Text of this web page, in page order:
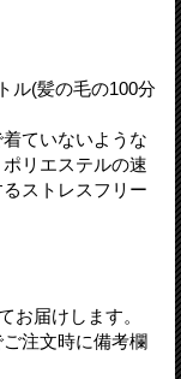
ル(髪の毛の100分
ていないような
リエステルの速
ストレスフリー
お届けします。
注文時に備考欄